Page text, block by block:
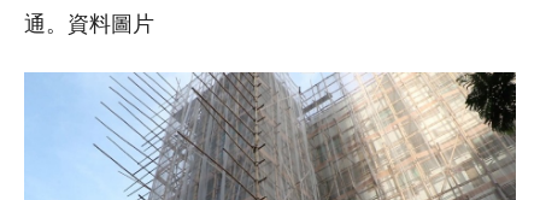
通。資料圖片